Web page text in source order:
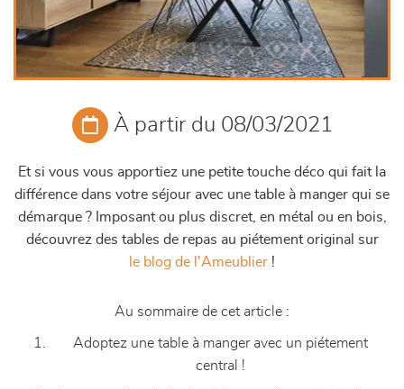
À partir du 08/03/2021
Et si vous vous apportiez une petite touche déco qui fait la
différence dans votre séjour avec une table à manger qui se
démarque ? Imposant ou plus discret, en métal ou en bois,
découvrez des tables de repas au piétement original sur
le blog de l'Ameublier !
Au sommaire de cet article :
Adoptez une table à manger avec un piétement
central !